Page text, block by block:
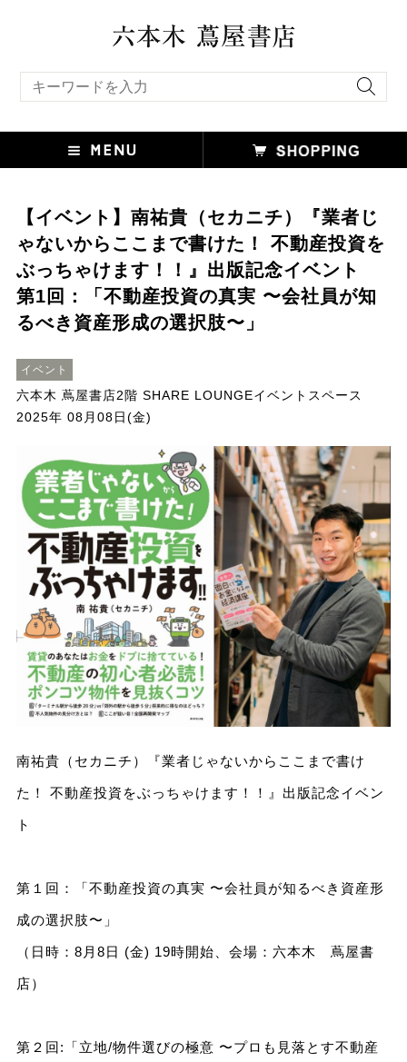
【イベント】南祐貴（セカニチ）『業者じ
ゃないからここまで書けた！ 不動産投資を
ぶっちゃけます！！』出版記念イベント
第1回：「不動産投資の真実 〜会社員が知
るべき資産形成の選択肢〜」
イベント
六本木 蔦屋書店2階 SHARE LOUNGEイベントスペース
2025年 08月08日(金)
南祐貴（セカニチ）『業者じゃないからここまで書け
た！ 不動産投資をぶっちゃけます！！』出版記念イベン
ト
第１回：「不動産投資の真実 〜会社員が知るべき資産形
成の選択肢〜」
（日時：8月8日 (金) 19時開始、会場：六本木 蔦屋書
店）
第２回:「立地/物件選びの極意 〜プロも見落とす不動産